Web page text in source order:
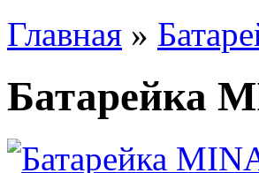
Главная »
Батарейка